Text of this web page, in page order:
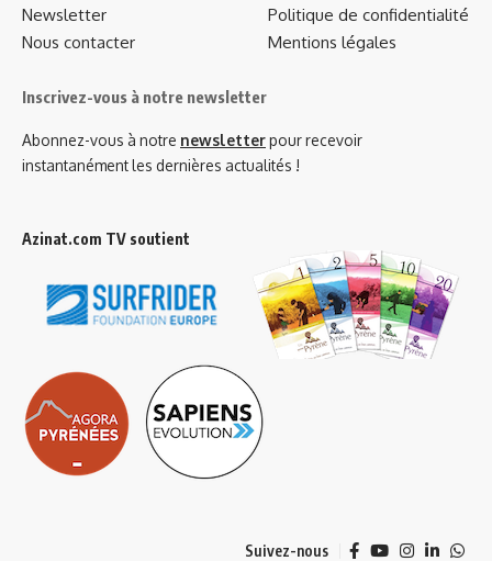
Newsletter
Nous contacter
Politique de confidentialité
Mentions légales
Inscrivez-vous à notre newsletter
Abonnez-vous à notre newsletterpour recevoir
instantanément les dernières actualités !
Azinat.com TV soutient
Suivez-nous